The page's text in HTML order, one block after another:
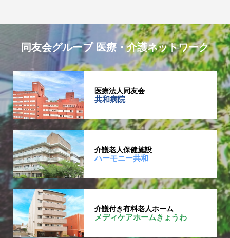
同友会グループ 医療・介護ネットワーク
医療法人同友会
共和病院
介護老人保健施設
ハーモニー共和
介護付き有料老人ホーム
メディケアホームきょうわ